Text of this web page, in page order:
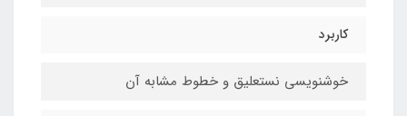
کاربرد
خوشنویسی نستعلیق و خطوط مشابه آن